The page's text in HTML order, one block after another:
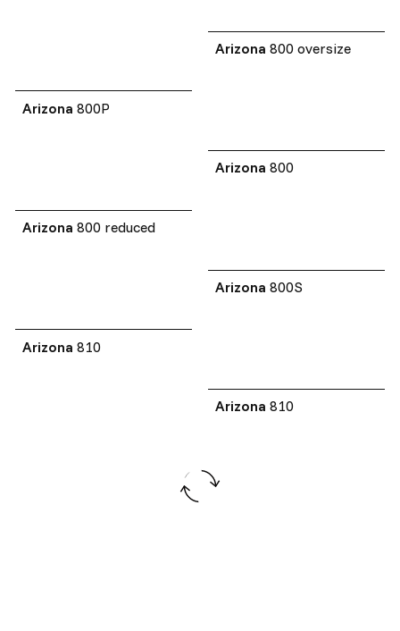
Arizona 800 oversize
Arizona 800P
Arizona 800
Arizona 800 reduced
Arizona 800S
Arizona 810
Arizona 810